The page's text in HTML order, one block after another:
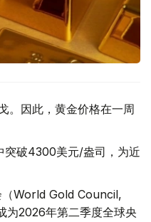
。因此，黄金价格在一周
突破4300美元/盎司，为近
（World Gold Council,
为2026年第二季度全球央